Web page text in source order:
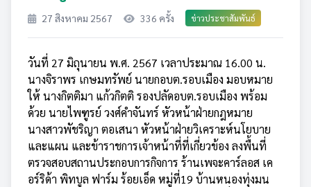
27 สิงหาคม 2567 336 ครั้ง ข่าวประชาสัมพันธ์
วันที่ 27 มิถุนายน พ.ศ. 2567 เวลาประมาณ 16.00 น.
นางจิราพร เกษมทรัพย์ นายกอบต.รอบเมือง มอบหมาย
ให้ นางกิตติมา แก้วกิตติ รองปลัดอบต.รอบเมือง พร้อม
ด้วย นายไพฑูรย์ วงศ์คำจันทร์ หัวหน้าฝ่ายกฎหมาย
นางสาวพัชริญา ตอเสนา หัวหน้าฝ่ายวิเคราะห์นโยบาย
และแผน และข้าราชการเจ้าหน้าที่ที่เกี่ยวข้อง ลงพื้นที่
ตรวจสอบสถานประกอบการกิจการ ร้านเพจะคาร์ลอส เค
อร์ริด้า พิทบูล ฟาร์ม ร้อยเอ็ด หมู่ที่19 บ้านหนองทุ่งมน